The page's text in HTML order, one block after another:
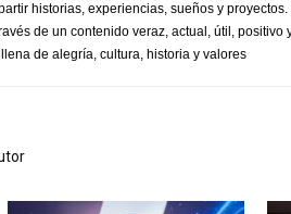
historias, experiencias, sueños y
de un contenido veraz, actual, útil,
de alegría, cultura, historia y valores